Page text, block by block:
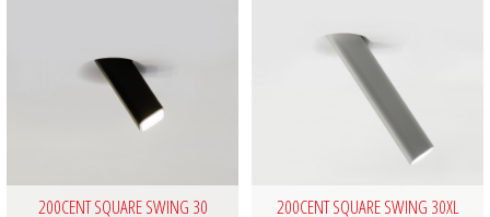
200CENT SQUARE SWING 30 200CENT SQUARE SWING 30XL